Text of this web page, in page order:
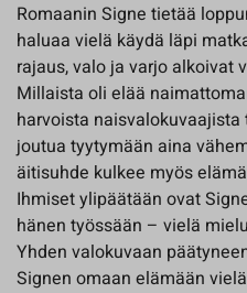
Romaanin Signe tietää
haluaa vielä käydä läpi
rajaus, valo ja varjo alkoivat
Millaista oli elää
harvoista
joutua tyytymään aina
äitisuhde kulkee myös
Ihmiset ylipäätään ovat
hänen työssään – vielä
Yhden valokuvaan
Signen omaan elämään